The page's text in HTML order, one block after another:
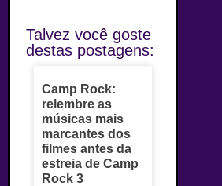
Talvez você goste
destas postagens:
Camp Rock:
relembre as
músicas mais
marcantes dos
filmes antes da
estreia de Camp
Rock 3